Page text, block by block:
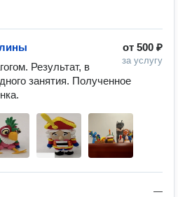
от 500 ₽
за услугу
Результат, в
занятия. Полученное
—